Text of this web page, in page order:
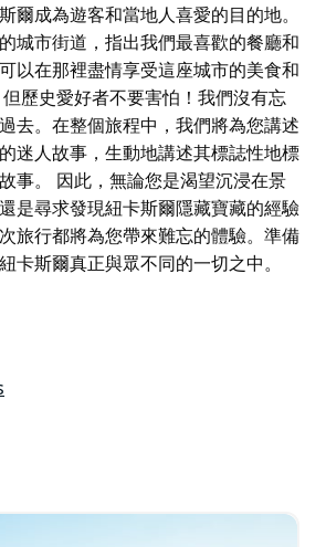
爾成為遊客和當地人喜愛的目的地。
城市街道，指出我們最喜歡的餐廳和
以在那裡盡情享受這座城市的美食和
歷史愛好者不要害怕！我們沒有忘
去。在整個旅程中，我們將為您講述
迷人故事，生動地講述其標誌性地標
事。 因此，無論您是渴望沉浸在景
是尋求發現紐卡斯爾隱藏寶藏的經驗
旅行都將為您帶來難忘的體驗。準備
卡斯爾真正與眾不同的一切之中。
點。從令人驚嘆的海灘到令人驚嘆的
地標到隱藏的當地瑰寶，我們精心策
熱點，稍後您可以在那裡盡情享受這
活力的文化。